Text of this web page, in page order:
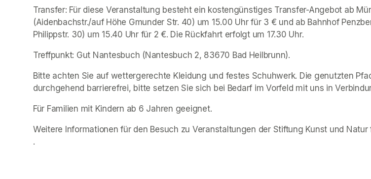
Transfer: Für diese Veranstaltung besteht ein kostengünstiges Transfer-Angebot ab
(Aidenbachstr./auf Höhe Gmunder Str. 40) um 15.00 Uhr für 3 € und ab Bahnhof
Philippstr. 30) um 15.40 Uhr für 2 €. Die Rückfahrt erfolgt um 17.30 Uhr.
Treffpunkt: Gut Nantesbuch (Nantesbuch 2, 83670 Bad Heilbrunn).
Bitte achten Sie auf wettergerechte Kleidung und festes Schuhwerk. Die genutzten
durchgehend barrierefrei, bitte setzen Sie sich bei Bedarf im Vorfeld mit uns in
Für Familien mit Kindern ab 6 Jahren geeignet.
Weitere Informationen für den Besuch zu Veranstaltungen der Stiftung Kunst und Natur
(opens in a new tab)
.